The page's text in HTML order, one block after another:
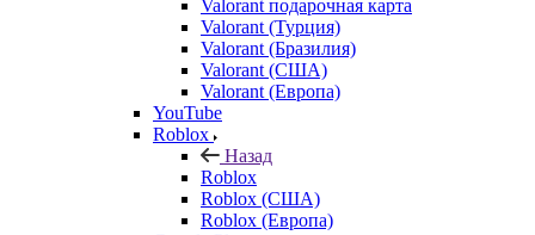
Valorant подарочная карта
Valorant (Турция)
Valorant (Бразилия)
Valorant (США)
Valorant (Европа)
YouTube
Roblox
Назад
Roblox
Roblox (США)
Roblox (Европа)